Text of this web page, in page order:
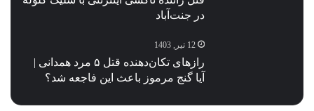
در جنت‌آباد
12 تیر, 1403
رازهای تکان‌دهنده قتل ۵ مرد همدانی |
آیا گنج مرموز باعث این فاجعه شد؟